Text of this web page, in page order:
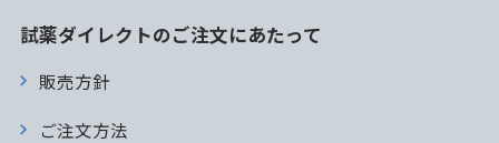
試薬ダイレクトのご注文にあたって
販売方針
ご注文方法